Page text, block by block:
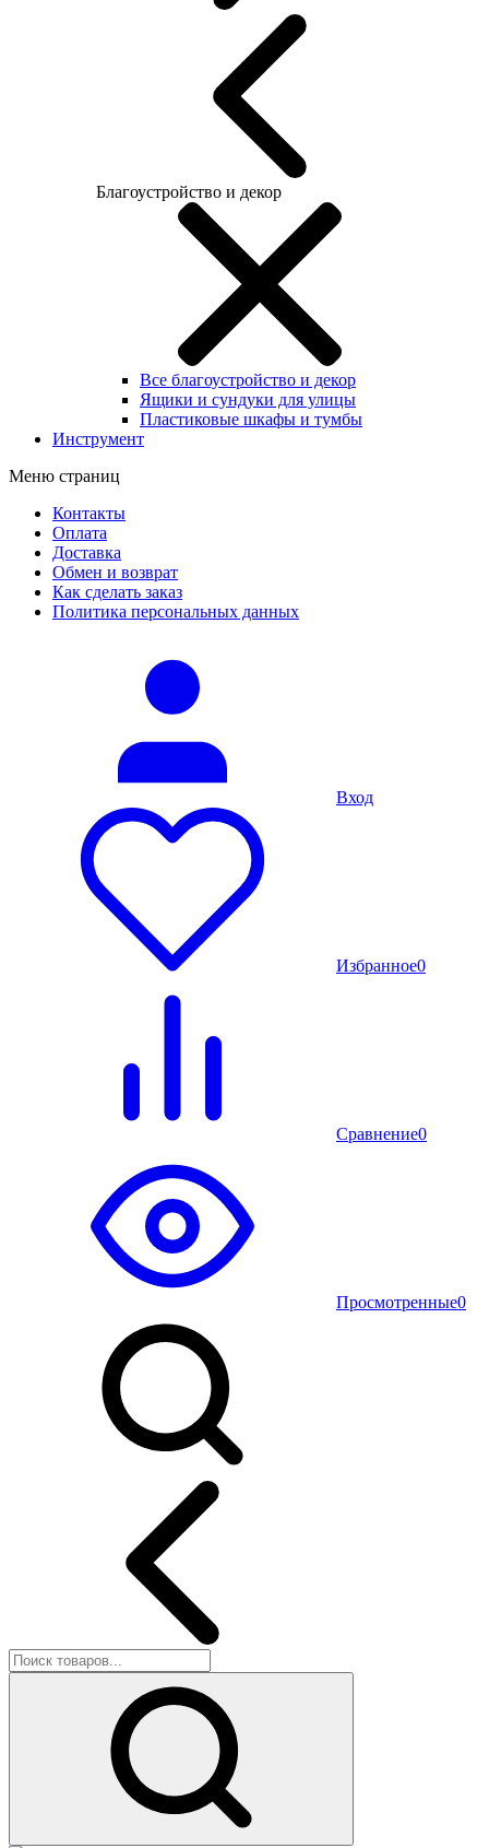
Благоустройство и декор
Все благоустройство и декор
Ящики и сундуки для улицы
Пластиковые шкафы и тумбы
Инструмент
Меню страниц
Контакты
Оплата
Доставка
Обмен и возврат
Как сделать заказ
Политика персональных данных
Вход
Избранное0
Сравнение0
Просмотренные0